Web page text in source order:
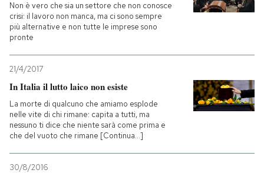
Non è vero che sia un settore che non conosce
crisi: il lavoro non manca, ma ci sono sempre
più alternative e non tutte le imprese sono
pronte
21/4/2017
In Italia il lutto laico non esiste
La morte di qualcuno che amiamo esplode
nelle vite di chi rimane: capita a tutti, ma
nessuno ti dice che niente sarà come prima e
che del vuoto che rimane [Continua...]
30/8/2016